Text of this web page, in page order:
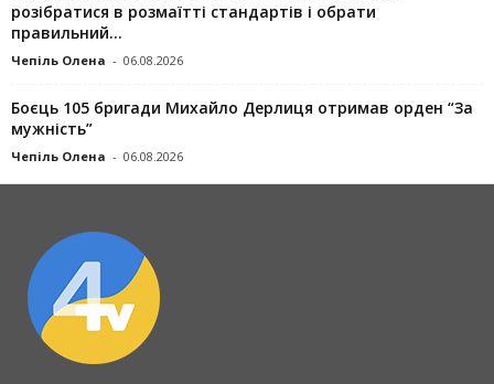
розібратися в розмаїтті стандартів і обрати
правильний...
Чепіль Олена - 06.08.2026
Боєць 105 бригади Михайло Дерлиця отримав орден “За
мужність”
Чепіль Олена - 06.08.2026